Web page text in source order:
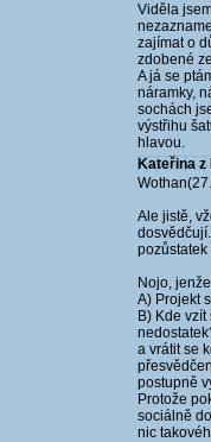
Viděla
zajímat o
zdobené
A já se
náramky,
sochách
výstřihu
hlavou.
Kateřina
Ale jistě,
Nojo,
A) Projekt
B) Kde
a vrátit se
postupně
Protože
sociálně
nic